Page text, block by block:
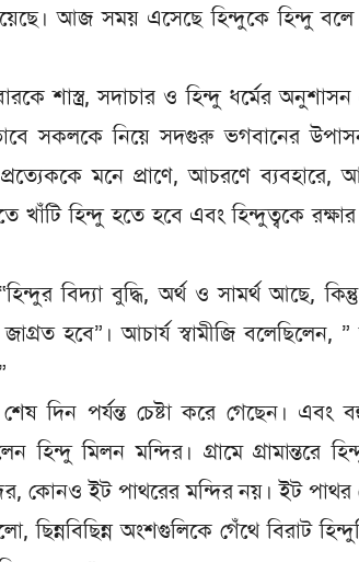
আজ সময় এসেছে হিন্দুকে হিন্দু
শাস্ত্র, সদাচার ও হিন্দু ধর্মের অনুশাসন
সকলকে নিয়ে সদগুরু ভগবানের
মনে প্রাণে, আচরণে ব্যবহারে,
খাঁটি হিন্দু হতে হবে এবং হিন্দুত্বকে
বিদ্যা বুদ্ধি, অর্থ ও সামর্থ আছে,
হবে”। আচার্য স্বামীজি বলেছিলেন,
দিন পর্যন্ত চেষ্টা করে গেছেন। এবং
হিন্দু মিলন মন্দির। গ্রামে গ্রামান্তরে
কোনও ইট পাথরের মন্দির নয়। ইট পাথর
ছিন্নবিছিন্ন অংশগুলিকে গেঁথে বিরাট